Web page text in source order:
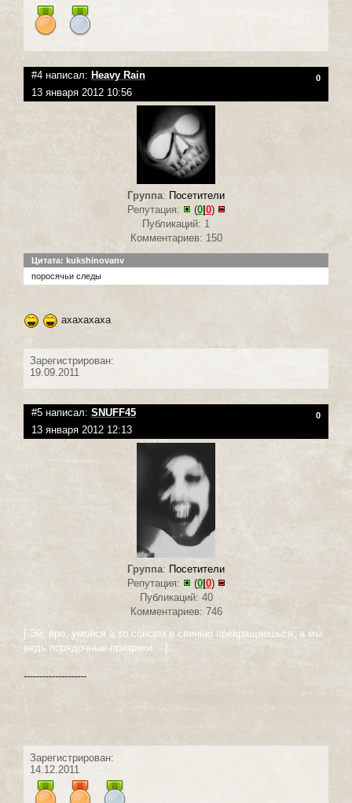
#4 написал: Heavy Rain 0
13 января 2012 10:56
Группа: Посетители
Репутация:
(0| 0)
Публикаций: 1
Комментариев: 150
Цитата: kukshinovanv
поросячьи следы
ахахахаха
Зарегистрирован:
19.09.2011
#5 написал: SNUFF45 0
13 января 2012 12:13
Группа: Посетители
Репутация:
(0| 0)
Публикаций: 40
Комментариев: 746
[ Эй, бро, умойся а то совсем в свинью превращаешься, а мы
ведь порядочные призраки... ]
--------------------
Зарегистрирован:
14.12.2011